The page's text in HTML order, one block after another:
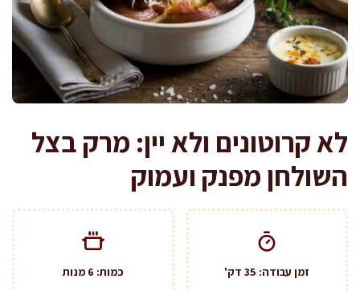
לא קרוטונים ולא יין: מרק בצל
השולחן מפנק ועמוק
זמן עבודה: 35 דק' כמות: 6 מנות